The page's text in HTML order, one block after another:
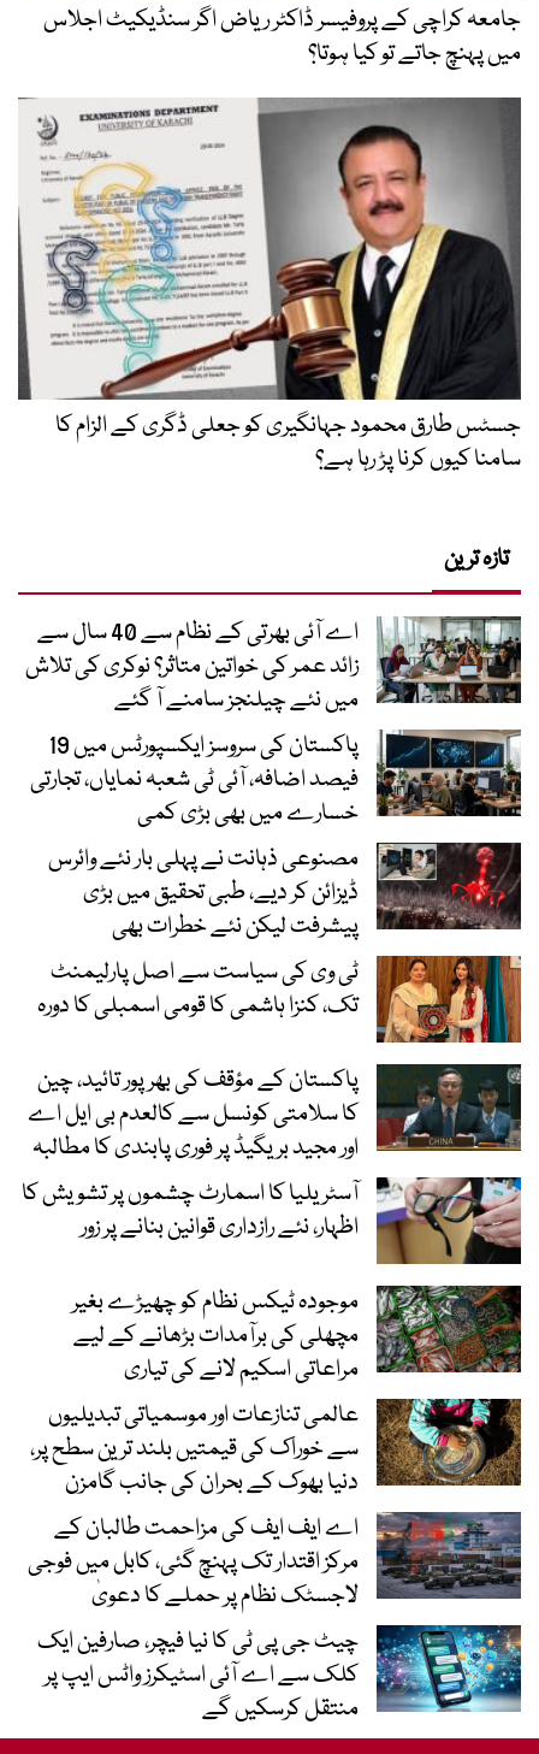
جامعہ کراچی کے پروفیسر ڈاکٹر ریاض اگر سنڈیکیٹ اجلاس
میں پہنچ جاتے تو کیا ہوتا؟
جسٹس طارق محمود جہانگیری کو جعلی ڈگری کے الزام کا
سامنا کیوں کرنا پڑ رہا ہے؟
تازہ ترین
اے آئی بھرتی کے نظام سے 40 سال سے
زائد عمر کی خواتین متاثر؟ نوکری کی تلاش
میں نئے چیلنجز سامنے آ گئے
پاکستان کی سروسز ایکسپورٹس میں 19
فیصد اضافہ، آئی ٹی شعبہ نمایاں، تجارتی
خسارے میں بھی بڑی کمی
مصنوعی ذہانت نے پہلی بار نئے وائرس
ڈیزائن کر دیے، طبی تحقیق میں بڑی
پیشرفت لیکن نئے خطرات بھی
ٹی وی کی سیاست سے اصل پارلیمنٹ
تک، کنزا ہاشمی کا قومی اسمبلی کا دورہ
پاکستان کے مؤقف کی بھرپور تائید، چین
کا سلامتی کونسل سے کالعدم بی ایل اے
اور مجید بریگیڈ پر فوری پابندی کا مطالبہ
آسٹریلیا کا اسمارٹ چشموں پر تشویش کا
اظہار، نئے رازداری قوانین بنانے پر زور
موجودہ ٹیکس نظام کو چھیڑے بغیر
مچھلی کی برآمدات بڑھانے کے لیے
مراعاتی اسکیم لانے کی تیاری
عالمی تنازعات اور موسمیاتی تبدیلیوں
سے خوراک کی قیمتیں بلند ترین سطح پر،
دنیا بھوک کے بحران کی جانب گامزن
اے ایف ایف کی مزاحمت طالبان کے
مرکز اقتدار تک پہنچ گئی، کابل میں فوجی
لاجسٹک نظام پر حملے کا دعویٰ
چیٹ جی پی ٹی کا نیا فیچر، صارفین ایک
کلک سے اے آئی اسٹیکرز واٹس ایپ پر
منتقل کرسکیں گے